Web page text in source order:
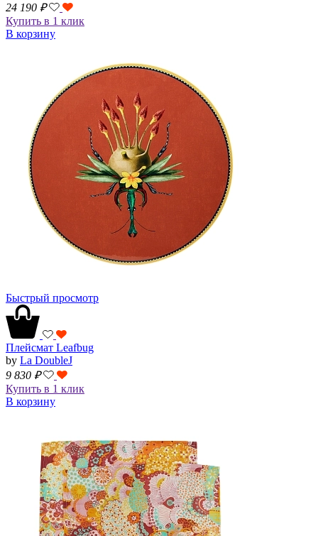
24 190 ₽
Купить в 1 клик
В корзину
Быстрый просмотр
Плейсмат Leafbug
by La DoubleJ
9 830 ₽
Купить в 1 клик
В корзину